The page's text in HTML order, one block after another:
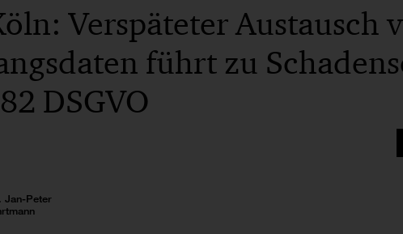
Verspäteter Austausch
führt zu
DSGVO
Jan-Peter